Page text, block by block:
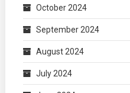
October 2024
September 2024
August 2024
July 2024